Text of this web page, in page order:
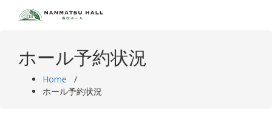
ホール予約状況
Home /
ホール予約状況